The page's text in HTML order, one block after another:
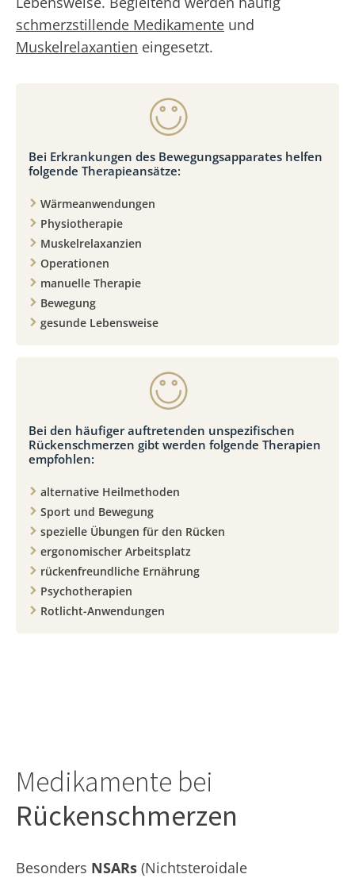
schmerzstillende Medikamente und
Muskelrelaxantien eingesetzt.
Bei Erkrankungen des Bewegungsapparates helfen
folgende Therapieansätze:
Wärmeanwendungen
Physiotherapie
Muskelrelaxanzien
Operationen
manuelle Therapie
Bewegung
gesunde Lebensweise
Bei den häufiger auftretenden unspezifischen
Rückenschmerzen gibt werden folgende Therapien
empfohlen:
alternative Heilmethoden
Sport und Bewegung
spezielle Übungen für den Rücken
ergonomischer Arbeitsplatz
rückenfreundliche Ernährung
Psychotherapien
Rotlicht-Anwendungen
Medikamente bei
Rückenschmerzen
Besonders NSARs (Nichtsteroidale